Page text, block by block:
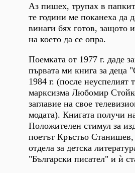
Аз пишех, трупах в
те години ме поканеха да
винаги бях готов, защото
на което да се опра.
Поемката от 1977 г. даде
първата ми книга за деца
1984 г. (после неуспелият
марксизма Любомир
заглавие на свое
модата). Книгата получи
Положителен стимул за
поетът Кръстьо
отдела за детска
"Български писател" и ѝ